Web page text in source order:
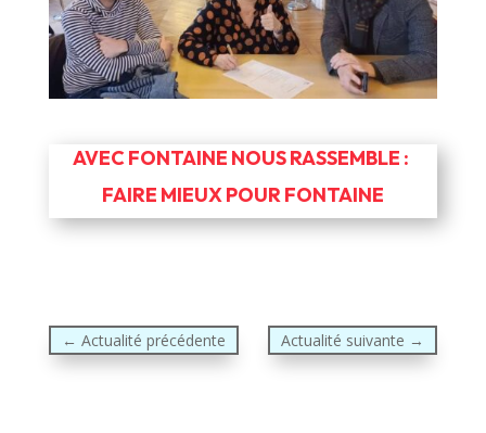
AVEC FONTAINE NOUS RASSEMBLE :
FAIRE MIEUX POUR FONTAINE
← Actualité précédente Actualité suivante →